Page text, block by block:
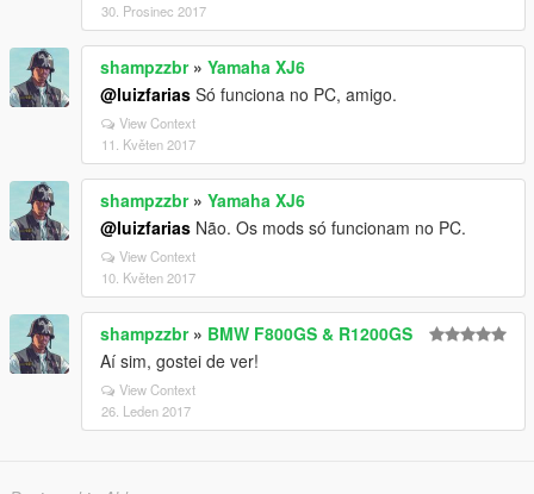
30. Prosinec 2017
shampzzbr» Yamaha XJ6
@luizfarias Só funciona no PC, amigo.
View Context
11. Květen 2017
shampzzbr» Yamaha XJ6
@luizfarias Não. Os mods só funcionam no PC.
View Context
10. Květen 2017
shampzzbr» BMW F800GS & R1200GS
Aí sim, gostei de ver!
View Context
26. Leden 2017